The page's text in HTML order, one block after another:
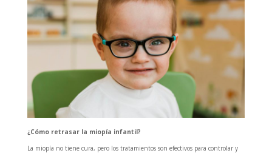
¿Cómo retrasar la miopía infantil?
La miopía no tiene cura, pero los tratamientos son efectivos para controlar y